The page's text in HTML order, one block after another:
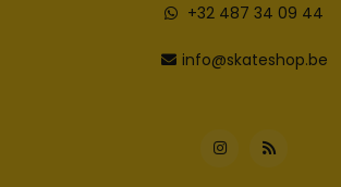
+32 487 34 09 44
info@skateshop.be